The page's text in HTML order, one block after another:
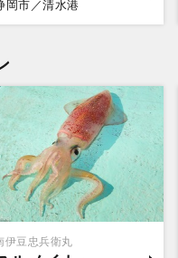
岡市／清水港
伊豆忠兵衛丸